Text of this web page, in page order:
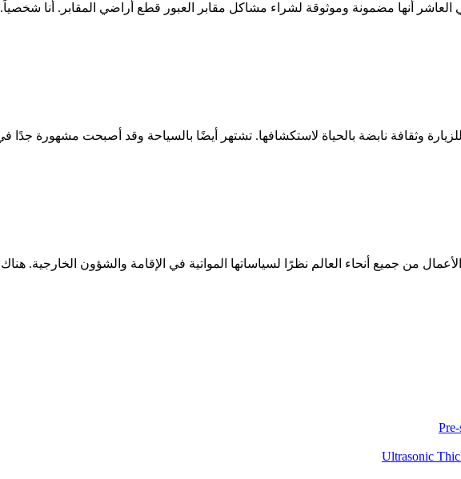
أنها مضمونة وموثوقة لشراء مشاكل مقابر العبور قطع أراضي المقابر. أنا
وثقافة نابضة بالحياة لاستكشافها. تشتهر أيضًا بالسياحة وقد أصبحت مشهورة جدًا في
من جميع أنحاء العالم نظرًا لسياساتها المواتية في الإقامة والشؤون الخارجية.
Ultrasonic